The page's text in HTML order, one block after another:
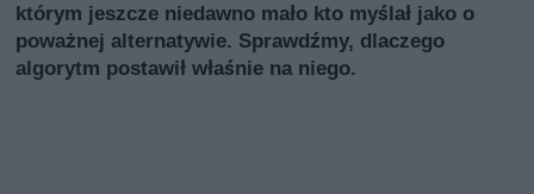
którym jeszcze niedawno mało kto myślał jako o
poważnej alternatywie. Sprawdźmy, dlaczego
algorytm postawił właśnie na niego.